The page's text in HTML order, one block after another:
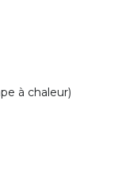
à chaleur)